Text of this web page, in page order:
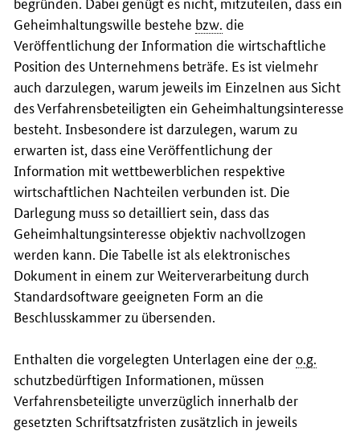
Geheimhaltungswille bestehe bzw. die
Veröffentlichung der Information die wirtschaftliche
Position des Unternehmens beträfe. Es ist vielmehr
auch darzulegen, warum jeweils im Einzelnen aus Sicht
des Verfahrensbeteiligten ein Geheimhaltungsinteresse
besteht. Insbesondere ist darzulegen, warum zu
erwarten ist, dass eine Veröffentlichung der
Information mit wettbewerblichen respektive
wirtschaftlichen Nachteilen verbunden ist. Die
Darlegung muss so detailliert sein, dass das
Geheimhaltungsinteresse objektiv nachvollzogen
werden kann. Die Tabelle ist als elektronisches
Dokument in einem zur Weiterverarbeitung durch
Standardsoftware geeigneten Form an die
Beschlusskammer zu übersenden.
Enthalten die vorgelegten Unterlagen eine dero.g.
schutzbedürftigen Informationen, müssen
Verfahrensbeteiligte unverzüglich innerhalb der
gesetzten Schriftsatzfristen zusätzlich in jeweils